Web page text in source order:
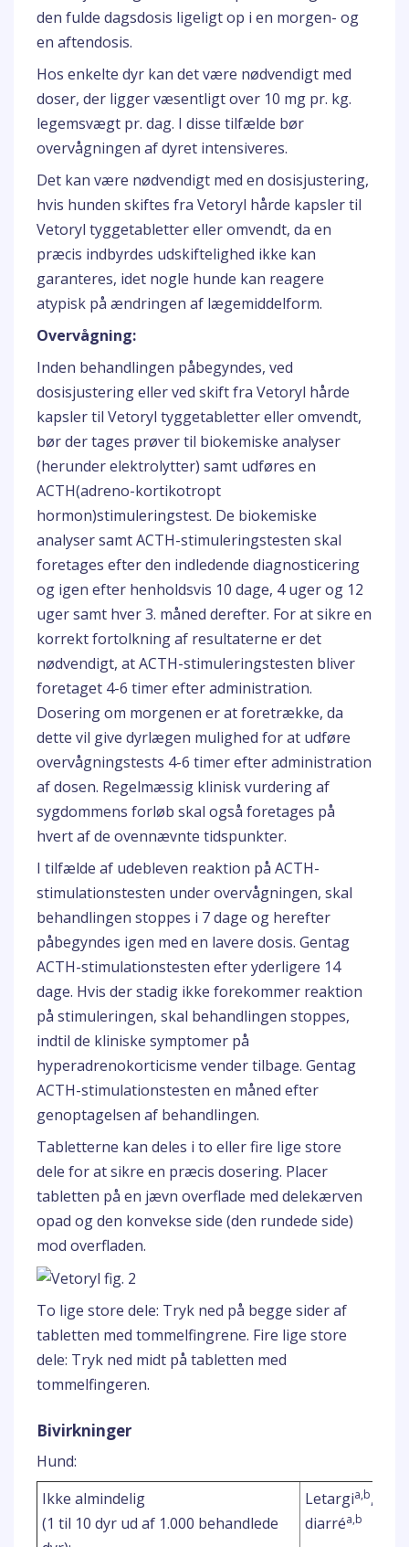
den fulde dagsdosis ligeligt op i en morgen- og
en aftendosis.
Hos enkelte dyr kan det være nødvendigt med
doser, der ligger væsentligt over 10 mg pr. kg.
legemsvægt pr. dag. I disse tilfælde bør
overvågningen af dyret intensiveres.
Det kan være nødvendigt med en dosisjustering,
hvis hunden skiftes fra Vetoryl hårde kapsler til
Vetoryl tyggetabletter eller omvendt, da en
præcis indbyrdes udskiftelighed ikke kan
garanteres, idet nogle hunde kan reagere
atypisk på ændringen af lægemiddelform.
Overvågning:
Inden behandlingen påbegyndes, ved
dosisjustering eller ved skift fra Vetoryl hårde
kapsler til Vetoryl tyggetabletter eller omvendt,
bør der tages prøver til biokemiske analyser
(herunder elektrolytter) samt udføres en
ACTH(adreno-kortikotropt
hormon)stimuleringstest. De biokemiske
analyser samt ACTH-stimuleringstesten skal
foretages efter den indledende diagnosticering
og igen efter henholdsvis 10 dage, 4 uger og 12
uger samt hver 3. måned derefter. For at sikre en
korrekt fortolkning af resultaterne er det
nødvendigt, at ACTH-stimuleringstesten bliver
foretaget 4-6 timer efter administration.
Dosering om morgenen er at foretrække, da
dette vil give dyrlægen mulighed for at udføre
overvågningstests 4-6 timer efter administration
af dosen. Regelmæssig klinisk vurdering af
sygdommens forløb skal også foretages på
hvert af de ovennævnte tidspunkter.
I tilfælde af udebleven reaktion på ACTH-
stimulationstesten under overvågningen, skal
behandlingen stoppes i 7 dage og herefter
påbegyndes igen med en lavere dosis. Gentag
ACTH-stimulationstesten efter yderligere 14
dage. Hvis der stadig ikke forekommer reaktion
på stimuleringen, skal behandlingen stoppes,
indtil de kliniske symptomer på
hyperadrenokorticisme vender tilbage. Gentag
ACTH-stimulationstesten en måned efter
genoptagelsen af behandlingen.
Tabletterne kan deles i to eller fire lige store
dele for at sikre en præcis dosering. Placer
tabletten på en jævn overflade med delekærven
opad og den konvekse side (den rundede side)
mod overfladen.
To lige store dele: Tryk ned på begge sider af
tabletten med tommelfingrene. Fire lige store
dele: Tryk ned midt på tabletten med
tommelfingeren.
Bivirkninger
Hund:
Ikke almindelig
(1 til 10 dyr ud af 1.000 behandlede
Letargia,b,
diarréa,b